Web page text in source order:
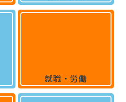
就職・労働